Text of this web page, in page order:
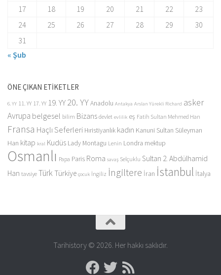
17
18 19 20 21 22
23
24
25 26 27 28 29
30
31
« Şub
ÖNE ÇIKAN ETİKETLER
6. YY 11. YY 17. YY 19. YY20. YYAnadolu Antakya Arslan Yürekli Richard asker
Avrupa belgesel bilim Bizans devlet evlilik eş Fatih Sultan Mehmed Han
Fransa Haçlı Seferleri Hıristiyanlık kadın Kanuni Sultan Süleyman
Han kitap kral Kudüs Lady Montagu Lenin Londra mektup
Osmanlı Papa Paris Roma savaş Selçuklu Sultan 2. Abdülhamid
Han tavsiye Türk Türkiye çocuk İngiliz İngiltere İran İstanbul İtalya
Tarihistory © 2026. Her hakkı saklıdır.